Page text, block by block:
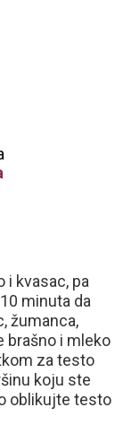
i kvasac, pa
minuta da
žumanca,
brašno i mleko
za testo
koju ste
oblikujte testo